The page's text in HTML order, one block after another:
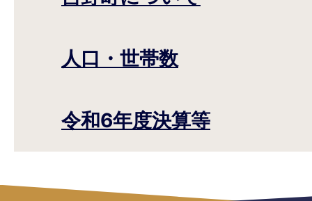
人口・世帯数
令和6年度決算等